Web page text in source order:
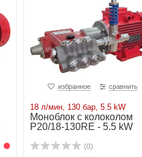
избранное сравнить
18 л/мин, 130 бар, 5.5 kW
Моноблок с колоколом
P20/18-130RE - 5.5 kW
(0)